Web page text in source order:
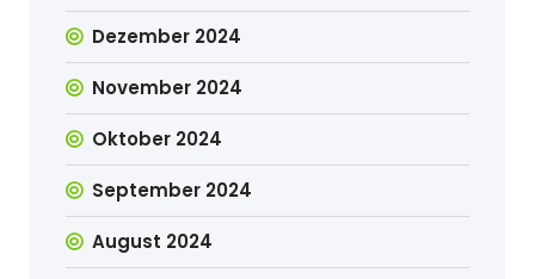
Dezember 2024
November 2024
Oktober 2024
September 2024
August 2024